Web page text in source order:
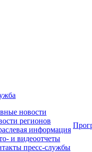
новости
регионов
информация
и видеоотчеты
пресс-службы